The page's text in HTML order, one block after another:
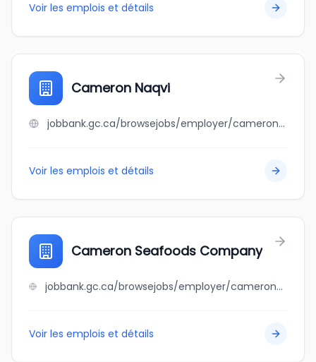
Voir les emplois et détails
Cameron Naqvi
jobbank.gc.ca/browsejobs/employer/cameron+naqvi/ca
Voir les emplois et détails
Cameron Seafoods Company
jobbank.gc.ca/browsejobs/employer/cameron+seafoods+company/ca
Voir les emplois et détails